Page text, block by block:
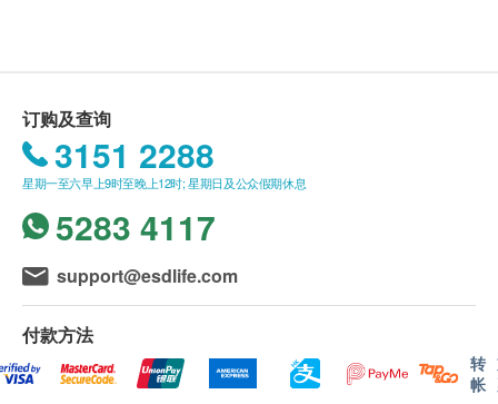
成份
皇家鳄鱼血清精华
购买产品总额满HK$500，即可享本地免费送货服
务。 账单总额未满HK$500需附加HK$30运费。
我们将于确定订单后1-3个工作天内安排发货。
不排除运送时间会因节日而有所影响。 当八号烈
风讯号悬挂或黑色暴雨警告生效时，送货服务时间
将会延迟。
所有订单须视乎相关货品的供应情况再作最后确
认。 倘若健康网购health. ESDlife未能提供任何订
单上的货品，健康网购health. ESDlife有权拒绝接
受该订单，并且会于送货前透过电话或电邮通知顾
订购及查询
3151 2288
星期一至六早上9时至晚上12时; 星期日及公众假期休息
5283 4117
support@esdlife.com
付款方法
转
帐